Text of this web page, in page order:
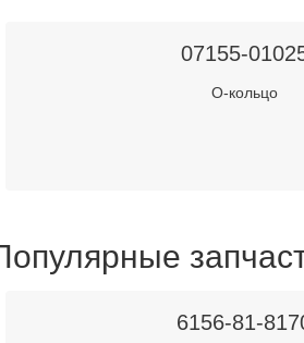
07155-
О-кольцо
6156-81-